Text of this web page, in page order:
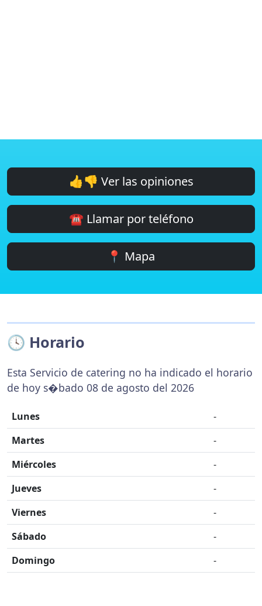
👍👎 Ver las opiniones
☎️ Llamar por teléfono
📍 Mapa
🕓 Horario
Esta Servicio de catering no ha indicado el horario
de hoy s�bado 08 de agosto del 2026
Lunes
-
Martes
-
Miércoles
-
Jueves
-
Viernes
-
Sábado
-
Domingo
-